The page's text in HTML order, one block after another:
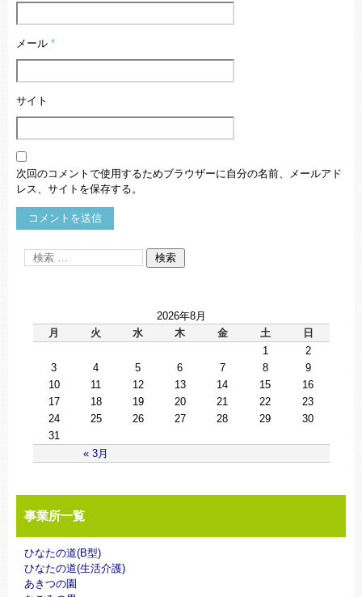
メール *
サイト
次回のコメントで使用するためブラウザーに自分の名前、メールアド
レス、サイトを保存する。
2026年8月
月
火 水 木 金 土 日
« 3月
1
2
3
4 5 6 7 8
9
10
11 12 13 14 15
16
17
18 19 20 21 22
23
24
25 26 27 28 29
30
31
事業所一覧
ひなたの道(B型)
ひなたの道(生活介護)
あきつの園